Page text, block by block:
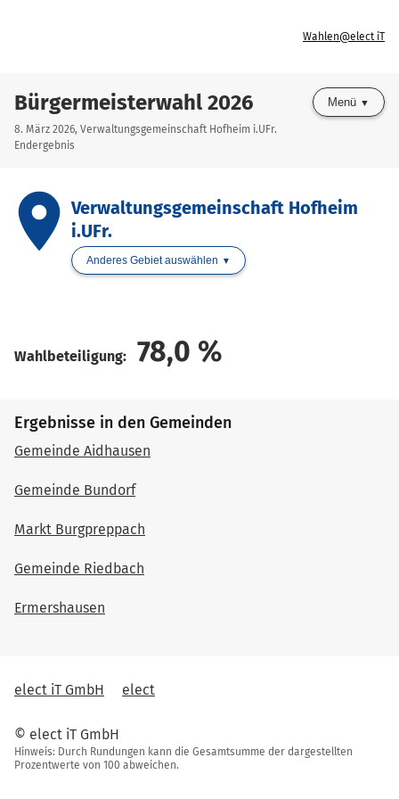
Wahlen@elect iT
Bürgermeisterwahl 2026
8. März 2026, Verwaltungsgemeinschaft Hofheim i.UFr.
Endergebnis
Menü
placeVerwaltungsgemeinschaft Hofheim
i.UFr.
Anderes Gebiet auswählen
Wahlbeteiligung: 78,0 %
Ergebnisse in den Gemeinden
Gemeinde Aidhausen
Gemeinde Bundorf
Markt Burgpreppach
Gemeinde Riedbach
Ermershausen
elect iT GmbH elect
© elect iT GmbH
Hinweis: Durch Rundungen kann die Gesamtsumme der dargestellten
Prozentwerte von 100 abweichen.